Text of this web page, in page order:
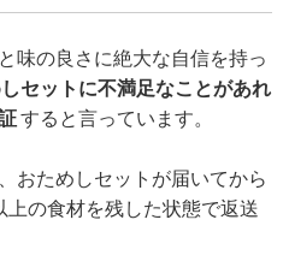
味の良さに絶大な自信を持っ
セットに不満足なことがあれ
すると言っています。
おためしセットが届いてから
の食材を残した状態で返送